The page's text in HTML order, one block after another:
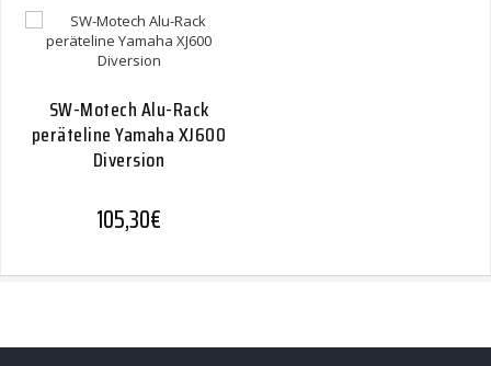
SW-Motech Alu-Rack
peräteline Yamaha XJ600
Diversion
105,30€